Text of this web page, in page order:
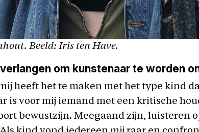
Beeld: Iris ten Have.
om kunstenaar te worden
heeft het te maken met het type kind
is voor mij iemand met een kritische
bewustzijn. Meegaand zijn, luisteren